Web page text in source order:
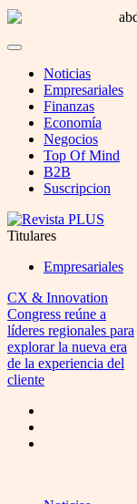
Noticias
Empresariales
Finanzas
Economía
Negocios
Top Of Mind
B2B
Suscripcion
Titulares
Empresariales
CX & Innovation
Congress reúne a
líderes regionales para
explorar la nueva era
de la experiencia del
cliente